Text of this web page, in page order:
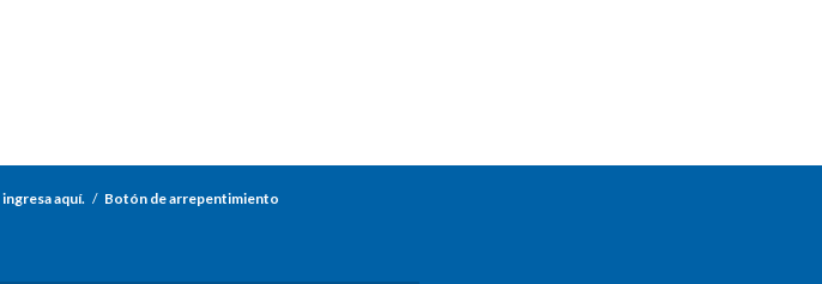
ingresa aquí. / Botón de arrepentimiento